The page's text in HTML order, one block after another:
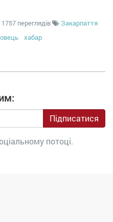
переглядів
Закарпаття
хабар
Підписатися
потоці.